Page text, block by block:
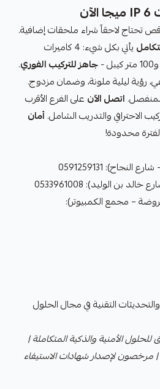
تحتاج لاحقاً شراء ملحقات إضافية.
يأتي بكل شيء: 4 كاميرات
جاهز للتركيب الفوري.
رؤية ليلية ملونة، وضمان مزدوج.
اتصل الآن على الفرع الأقرب
الاحترافي والتدريب الشامل.أمان
محدودة!
0591259131
بن الوليد): 0533961008
– مجمع الكمبيوتر):
التقنية في مجال الحلول
الأمنية والذكية المتكاملة |
لإصدار شهادات الاستيفاء